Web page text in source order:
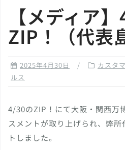
【メディア
ZIP！（代表
2025年4月30日 カスタ
ルス
4/30のZIP！にて大阪・関西万
スメントが取り上げられ、弊
トしました。